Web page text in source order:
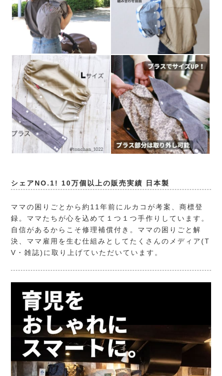
シェアNO.1! 10万個以上の販売実績 日本製
ママの困りごとから約11年前にルカコが考案、商標登
録。ママたちが心を込めて１つ１つ手作りしています。
自信があるからこそ修理補償付き。ママの困りごと解
決、ママ雇用を生む仕組みとしてたくさんのメディア(T
V・雑誌)に取り上げていただいています。